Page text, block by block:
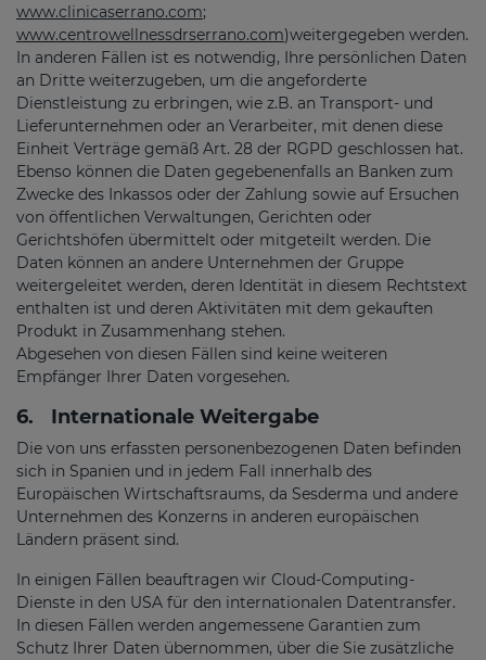
www.clinicaserrano.com;
www.centrowellnessdrserrano.com)weitergegeben werden.
In anderen Fällen ist es notwendig, Ihre persönlichen Daten
an Dritte weiterzugeben, um die angeforderte
Dienstleistung zu erbringen, wie z.B. an Transport- und
Lieferunternehmen oder an Verarbeiter, mit denen diese
Einheit Verträge gemäß Art. 28 der RGPD geschlossen hat.
Ebenso können die Daten gegebenenfalls an Banken zum
Zwecke des Inkassos oder der Zahlung sowie auf Ersuchen
von öffentlichen Verwaltungen, Gerichten oder
Gerichtshöfen übermittelt oder mitgeteilt werden. Die
Daten können an andere Unternehmen der Gruppe
weitergeleitet werden, deren Identität in diesem Rechtstext
enthalten ist und deren Aktivitäten mit dem gekauften
Produkt in Zusammenhang stehen.
Abgesehen von diesen Fällen sind keine weiteren
Empfänger Ihrer Daten vorgesehen.
6. Internationale Weitergabe
Die von uns erfassten personenbezogenen Daten befinden
sich in Spanien und in jedem Fall innerhalb des
Europäischen Wirtschaftsraums, da Sesderma und andere
Unternehmen des Konzerns in anderen europäischen
Ländern präsent sind.
In einigen Fällen beauftragen wir Cloud-Computing-
Dienste in den USA für den internationalen Datentransfer.
In diesen Fällen werden angemessene Garantien zum
Schutz Ihrer Daten übernommen, über die Sie zusätzliche